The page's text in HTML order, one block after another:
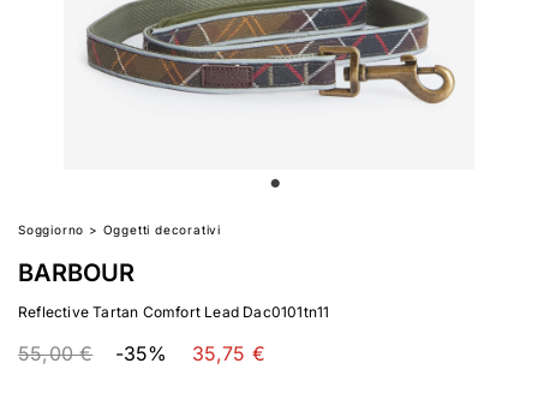
Soggiorno > Oggetti decorativi
BARBOUR
Reflective Tartan Comfort Lead Dac0101tn11
55,00 € -35% 35,75 €